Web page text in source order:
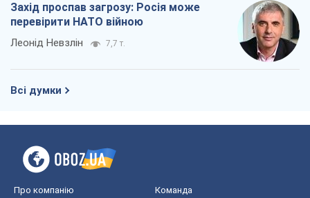
Захід проспав загрозу: Росія може
перевірити НАТО війною
Леонід Невзлін 7,7 т.
Всі думки
Про компанію Команда